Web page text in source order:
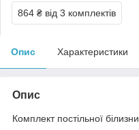
864 ₴ від 3 комплектів
Опис Характеристики
Опис
Комплект постільної білизни